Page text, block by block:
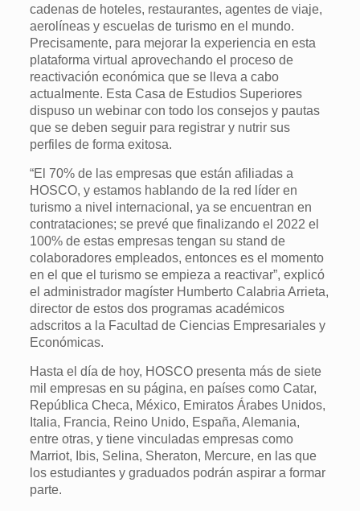
cadenas de hoteles, restaurantes, agentes de viaje,
aerolíneas y escuelas de turismo en el mundo.
Precisamente, para mejorar la experiencia en esta
plataforma virtual aprovechando el proceso de
reactivación económica que se lleva a cabo
actualmente. Esta Casa de Estudios Superiores
dispuso un webinar con todo los consejos y pautas
que se deben seguir para registrar y nutrir sus
perfiles de forma exitosa.
“El 70% de las empresas que están afiliadas a
HOSCO, y estamos hablando de la red líder en
turismo a nivel internacional, ya se encuentran en
contrataciones; se prevé que finalizando el 2022 el
100% de estas empresas tengan su stand de
colaboradores empleados, entonces es el momento
en el que el turismo se empieza a reactivar”, explicó
el administrador magíster Humberto Calabria Arrieta,
director de estos dos programas académicos
adscritos a la Facultad de Ciencias Empresariales y
Económicas.
Hasta el día de hoy, HOSCO presenta más de siete
mil empresas en su página, en países como Catar,
República Checa, México, Emiratos Árabes Unidos,
Italia, Francia, Reino Unido, España, Alemania,
entre otras, y tiene vinculadas empresas como
Marriot, Ibis, Selina, Sheraton, Mercure, en las que
los estudiantes y graduados podrán aspirar a formar
parte.